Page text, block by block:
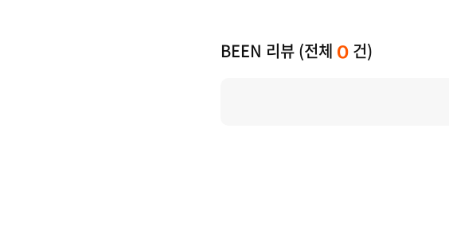
BEEN 리뷰 (전체 0 건)